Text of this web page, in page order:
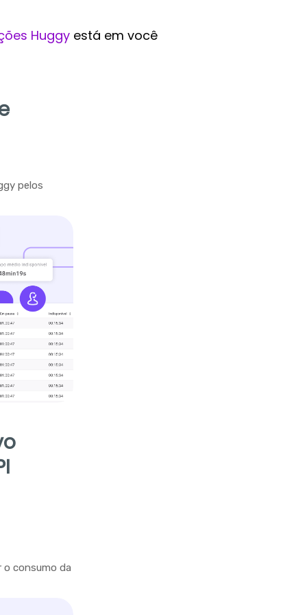
Huggyestá em você
pelos
o consumo da